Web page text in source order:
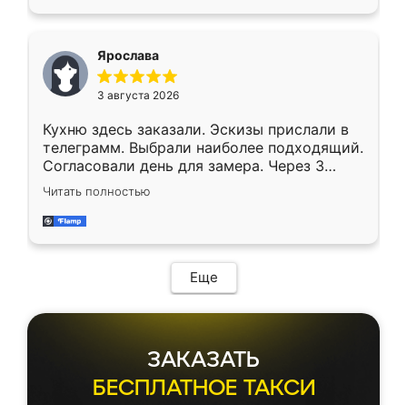
Ярослава
3 августа 2026
Кухню здесь заказали. Эскизы прислали в
телеграмм. Выбрали наиболее подходящий.
Согласовали день для замера. Через 3
недели кухня была уже готова. Остались
довольны работой. Спасибо Ренессанс
мебель за качественную работу!
Читать полностью
Еще
ЗАКАЗАТЬ
БЕСПЛАТНОЕ ТАКСИ